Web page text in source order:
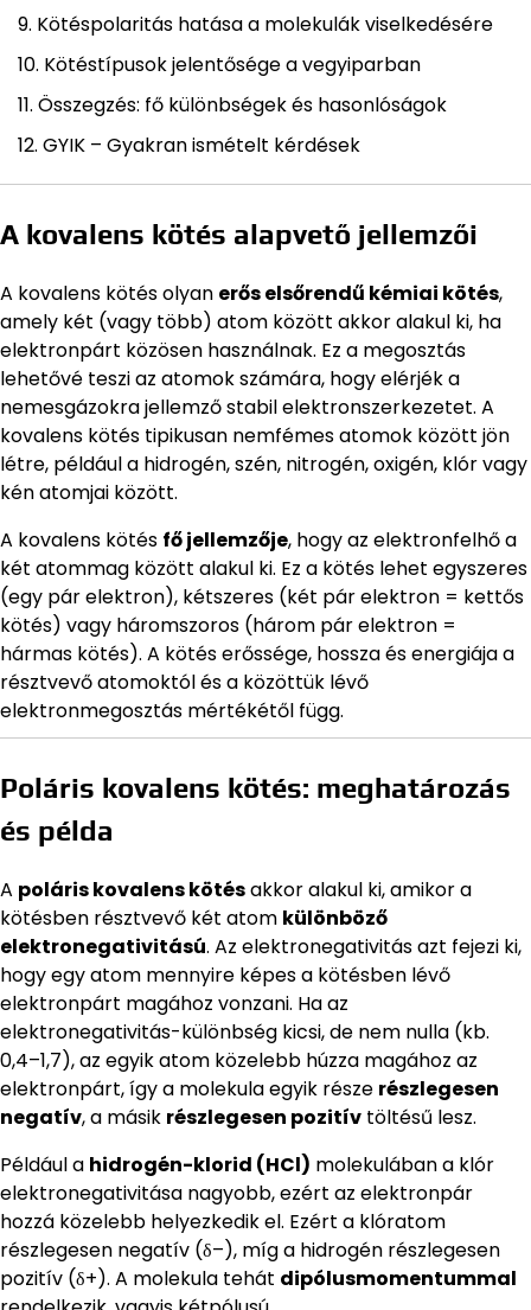
Kötéspolaritás hatása a molekulák viselkedésére
Kötéstípusok jelentősége a vegyiparban
Összegzés: fő különbségek és hasonlóságok
GYIK – Gyakran ismételt kérdések
A kovalens kötés alapvető jellemzői
A kovalens kötés olyan erős elsőrendű kémiai kötés,
amely két (vagy több) atom között akkor alakul ki, ha
elektronpárt közösen használnak. Ez a megosztás
lehetővé teszi az atomok számára, hogy elérjék a
nemesgázokra jellemző stabil elektronszerkezetet. A
kovalens kötés tipikusan nemfémes atomok között jön
létre, például a hidrogén, szén, nitrogén, oxigén, klór vagy
kén atomjai között.
A kovalens kötés fő jellemzője, hogy az elektronfelhő a
két atommag között alakul ki. Ez a kötés lehet egyszeres
(egy pár elektron), kétszeres (két pár elektron = kettős
kötés) vagy háromszoros (három pár elektron =
hármas kötés). A kötés erőssége, hossza és energiája a
résztvevő atomoktól és a közöttük lévő
elektronmegosztás mértékétől függ.
Poláris kovalens kötés: meghatározás
és példa
A poláris kovalens kötésakkor alakul ki, amikor a
kötésben résztvevő két atom különböző
elektronegativitású. Az elektronegativitás azt fejezi ki,
hogy egy atom mennyire képes a kötésben lévő
elektronpárt magához vonzani. Ha az
elektronegativitás-különbség kicsi, de nem nulla (kb.
0,4–1,7), az egyik atom közelebb húzza magához az
elektronpárt, így a molekula egyik része részlegesen
negatív, a másik részlegesen pozitív töltésű lesz.
Például a hidrogén-klorid (HCl) molekulában a klór
elektronegativitása nagyobb, ezért az elektronpár
hozzá közelebb helyezkedik el. Ezért a klóratom
részlegesen negatív (δ–), míg a hidrogén részlegesen
pozitív (δ+). A molekula tehát dipólusmomentummal